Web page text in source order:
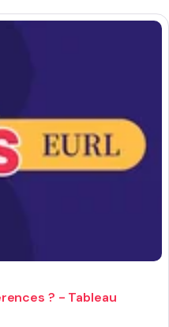
? - Tableau